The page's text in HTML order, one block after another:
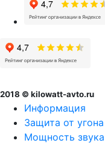
2018 © kilowatt-avto.ru
Информация
Защита от угона
Мощность звука